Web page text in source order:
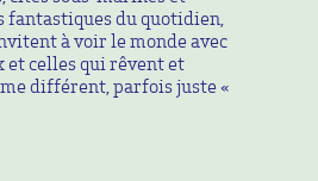
fantastiques du quotidien,
à voir le monde avec
et celles qui rêvent et
différent, parfois juste «